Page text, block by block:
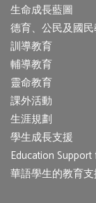
生命成長藍圖
德育、公民及國
訓導教育
輔導教育
靈命教育
課外活動
生涯規劃
學生成長支援
Education
華語學生的教育支